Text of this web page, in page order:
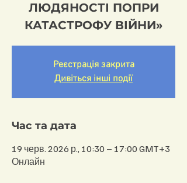
ЛЮДЯНОСТІ ПОПРИ
КАТАСТРОФУ ВІЙНИ»
Реєстрація закрита
Дивіться інші події
Час та дата
19 черв. 2026 р., 10:30 – 17:00 GMT+3
Онлайн